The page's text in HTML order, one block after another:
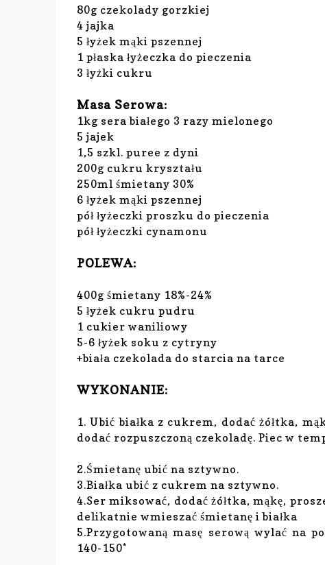
80g czekolady gorzkiej
4 jajka
5 łyżek mąki pszennej
1 płaska łyżeczka do pieczenia
3 łyżki cukru
Masa Serowa:
1kg sera białego 3 razy mielonego
5 jajek
1,5 szkl. puree z dyni
200g cukru kryształu
250ml śmietany 30%
6 łyżek mąki pszennej
pół łyżeczki proszku do pieczenia
pół łyżeczki cynamonu
POLEWA:
400g śmietany 18%-24%
5 łyżek cukru pudru
1 cukier waniliowy
5-6 łyżek soku z cytryny
+biała czekolada do starcia na tarce
WYKONANIE:
1. Ubić białka z cukrem, dodać żółtka,
dodać rozpuszczoną czekoladę. Piec w
2.Śmietanę ubić na sztywno.
3.Białka ubić z cukrem na sztywno.
4.Ser miksować, dodać żółtka, mąkę,
delikatnie wmieszać śmietanę i białka
5.Przygotowaną masę serową wylać na
140-150*